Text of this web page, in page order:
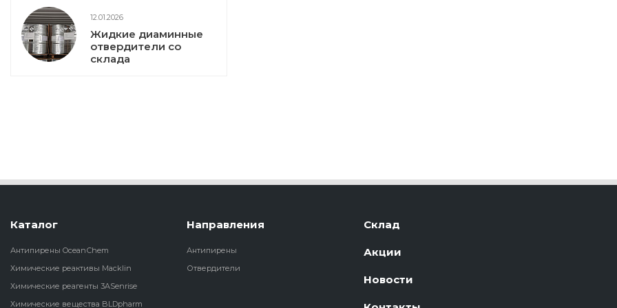
12.01.2026
Жидкие диаминные
отвердители со
склада
Каталог
Антипирены OceanСhem
Химические реактивы Macklin
Химические реагенты 3ASenrise
Химические вещества BLDpharm
Направления
Антипирены
Отвердители
Склад
Акции
Новости